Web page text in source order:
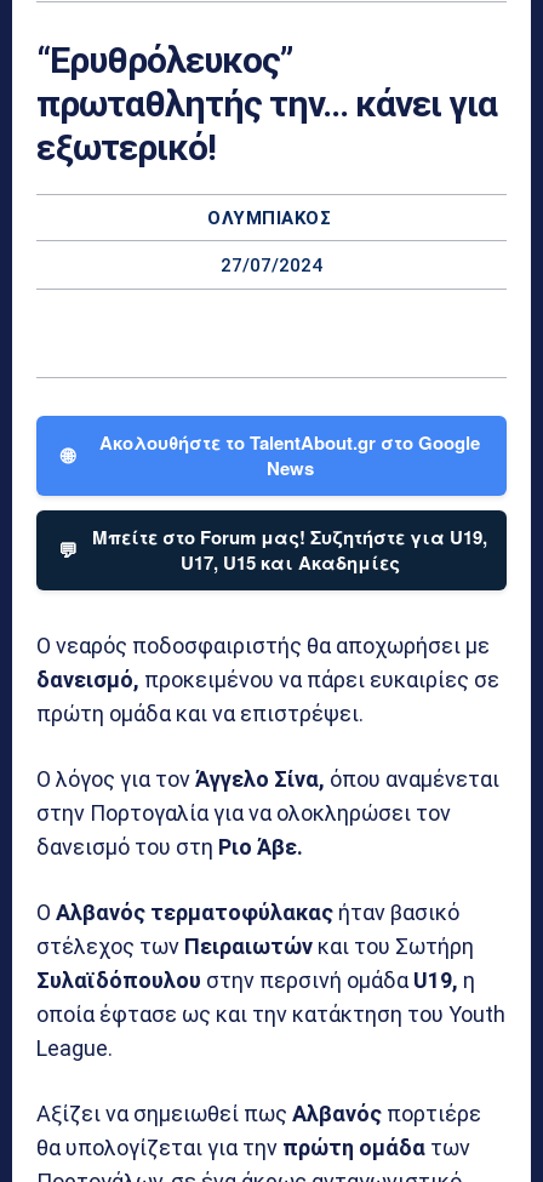
“Ερυθρόλευκος”
πρωταθλητής την… κάνει για
εξωτερικό!
ΟΛΥΜΠΙΑΚΌΣ
27/07/2024
🌐
Ακολουθήστε το TalentAbout.gr στο Google
News
💬
Μπείτε στο Forum μας! Συζητήστε για U19,
U17, U15 και Ακαδημίες
Ο νεαρός ποδοσφαιριστής θα αποχωρήσει με
δανεισμό, προκειμένου να πάρει ευκαιρίες σε
πρώτη ομάδα και να επιστρέψει.
Ο λόγος για τονΆγγελο Σίνα, όπου αναμένεται
στην Πορτογαλία για να ολοκληρώσει τον
δανεισμό του στη Ριο Άβε.
Ο Αλβανός τερματοφύλακας ήταν βασικό
στέλεχος των Πειραιωτών και του Σωτήρη
Συλαϊδόπουλου στην περσινή ομάδα U19, η
οποία έφτασε ως και την κατάκτηση του Youth
League.
Αξίζει να σημειωθεί πως Αλβανός πορτιέρε
θα υπολογίζεται για την πρώτη ομάδα των